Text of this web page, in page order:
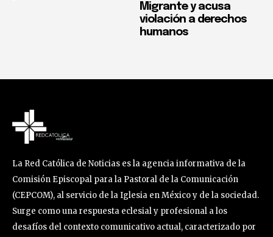
Migrante y acusa
violación a derechos
humanos
La Red Católica de Noticias es la agencia informativa de la
Comisión Episcopal para la Pastoral de la Comunicación
(CEPCOM), al servicio de la Iglesia en México y de la sociedad.
Surge como una respuesta eclesial y profesional a los
desafíos del contexto comunicativo actual, caracterizado por